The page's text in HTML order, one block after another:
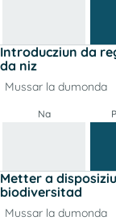
Introducziun da
da niz
Mussar la dumonda
Na
Metter a
biodiversitad
Mussar la dumonda